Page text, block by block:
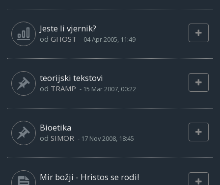
Jeste li vjernik?
od GHOST - 04 Apr 2005, 11:49
teorijski tekstovi
od TRAMP - 15 Mar 2007, 00:22
Bioetika
od SIMOR - 17 Nov 2008, 18:45
Mir božji - Hristos se rodi!